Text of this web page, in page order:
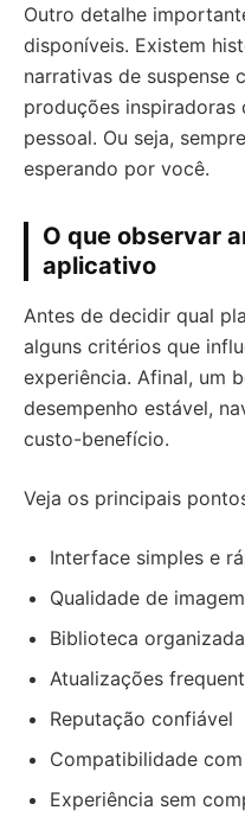
Outro detalhe
disponíveis. Existem
narrativas de suspense
produções inspiradoras
pessoal. Ou seja,
esperando por você.
O que observar
aplicativo
Antes de decidir qual
alguns critérios que
experiência. Afinal, um
desempenho estável,
custo-benefício.
Veja os principais
Interface simples e
Qualidade de
Biblioteca organizada
Atualizações
Reputação confiável
Compatibilidade
Experiência sem